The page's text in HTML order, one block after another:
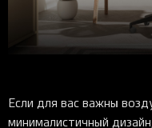
Если для вас важны
минималистичный